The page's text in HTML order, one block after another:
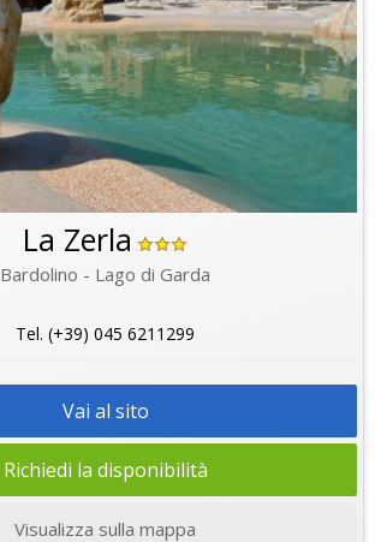
La Zerla
Bardolino - Lago di Garda
Tel. (+39) 045 6211299
Vai al sito
Richiedi la disponibilità
Visualizza sulla mappa